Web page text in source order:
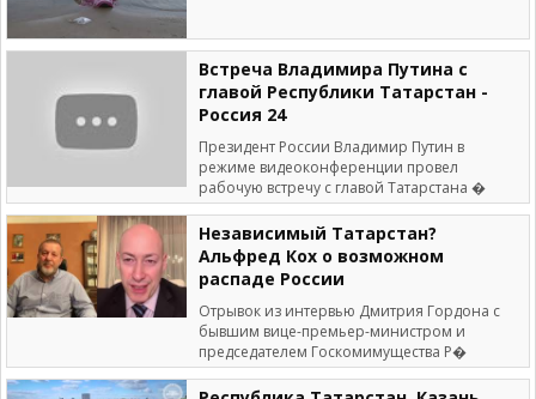
Встреча Владимира Путина с
главой Республики Татарстан -
Россия 24
Президент России Владимир Путин в
режиме видеоконференции провел
рабочую встречу с главой Татарстана �
Независимый Татарстан?
Альфред Кох о возможном
распаде России
Отрывок из интервью Дмитрия Гордона с
бывшим вице-премьер-министром и
председателем Госкомимущества Р�